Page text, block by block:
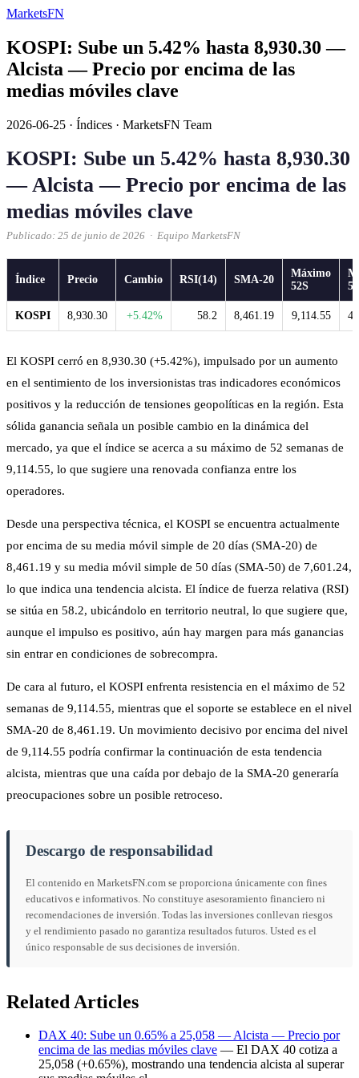
MarketsFN
KOSPI: Sube un 5.42% hasta 8,930.30 —
Alcista — Precio por encima de las
medias móviles clave
2026-06-25 · Índices · MarketsFN Team
KOSPI: Sube un 5.42% hasta 8,930.30
— Alcista — Precio por encima de las
medias móviles clave
Publicado: 25 de junio de 2026 · Equipo MarketsFN
Índice Precio Cambio RSI(14) SMA-20
Máximo
52S
KOSPI 8,930.30 +5.42% 58.2 8,461.19 9,114.55
El KOSPI cerró en 8,930.30 (+5.42%), impulsado por un aumento
en el sentimiento de los inversionistas tras indicadores económicos
positivos y la reducción de tensiones geopolíticas en la región. Esta
sólida ganancia señala un posible cambio en la dinámica del
mercado, ya que el índice se acerca a su máximo de 52 semanas de
9,114.55, lo que sugiere una renovada confianza entre los
operadores.
Desde una perspectiva técnica, el KOSPI se encuentra actualmente
por encima de su media móvil simple de 20 días (SMA-20) de
8,461.19 y su media móvil simple de 50 días (SMA-50) de 7,601.24,
lo que indica una tendencia alcista. El índice de fuerza relativa (RSI)
se sitúa en 58.2, ubicándolo en territorio neutral, lo que sugiere que,
aunque el impulso es positivo, aún hay margen para más ganancias
sin entrar en condiciones de sobrecompra.
De cara al futuro, el KOSPI enfrenta resistencia en el máximo de 52
semanas de 9,114.55, mientras que el soporte se establece en el nivel
SMA-20 de 8,461.19. Un movimiento decisivo por encima del nivel
de 9,114.55 podría confirmar la continuación de esta tendencia
alcista, mientras que una caída por debajo de la SMA-20 generaría
preocupaciones sobre un posible retroceso.
Descargo de responsabilidad
El contenido en MarketsFN.com se proporciona únicamente con fines
educativos e informativos. No constituye asesoramiento financiero ni
recomendaciones de inversión. Todas las inversiones conllevan riesgos
y el rendimiento pasado no garantiza resultados futuros. Usted es el
único responsable de sus decisiones de inversión.
Related Articles
DAX 40: Sube un 0.65% a 25,058 — Alcista — Precio por
encima de las medias móviles clave — El DAX 40 cotiza a
25,058 (+0.65%), mostrando una tendencia alcista al superar